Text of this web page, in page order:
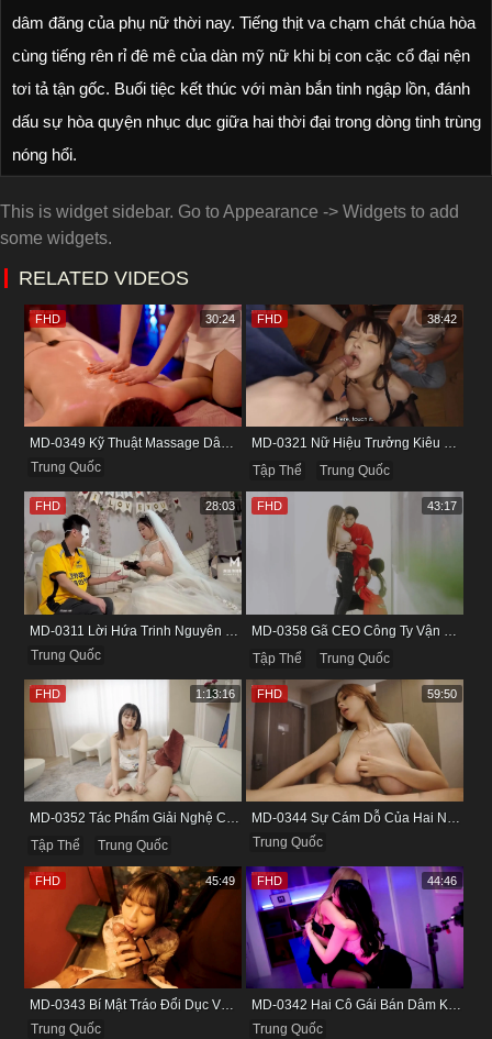
dâm đãng của phụ nữ thời nay. Tiếng thịt va chạm chát chúa hòa
cùng tiếng rên rỉ đê mê của dàn mỹ nữ khi bị con cặc cổ đại nện
tơi tả tận gốc. Buổi tiệc kết thúc với màn bắn tinh ngập lồn, đánh
dấu sự hòa quyện nhục dục giữa hai thời đại trong dòng tinh trùng
nóng hổi.
This is widget sidebar. Go to Appearance -> Widgets to add
some widgets.
RELATED VIDEOS
MD-0349 Kỹ Thuật Massage Dâm Dục Của Nữ Nhân Viên Vú Bự Khát Tình
Trung Quốc
FHD 30:24
MD-0321 Nữ Hiệu Trưởng Kiêu Kỳ Bị Cha Con Gã Sinh Viên Nghèo Hèn Chịch
Tập Thể
Trung Quốc
FHD 38:42
Trung Quốc
FHD 28:03
Tập Thể
Trung Quốc
FHD 43:17
MD-0352 Tác Phẩm Giải Nghệ Của Nàng Dâu Yuna Và Màn Nện Tập Thể Tri Ân Ekip
Tập Thể
Trung Quốc
FHD 1:13:16
MD-0344 Sự Cám Dỗ Của Hai Nàng Hàng Xóm Xinh Đẹp
Trung Quốc
FHD 59:50
MD-0343 Bí Mật Tráo Đổi Dục Vọng Dưới Lớp Sườn Xám Tại Studio Ảnh
Trung Quốc
FHD 45:49
MD-0342 Hai Cô Gái Bán Dâm Khinh Thường Bảo Vệ Và Cái Kết
Trung Quốc
FHD 44:46